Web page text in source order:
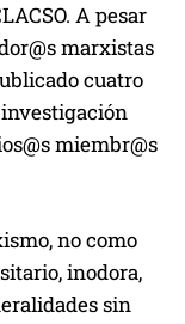
A pesar
marxistas
cuatro
miembr@s
no como
inodora,
sin